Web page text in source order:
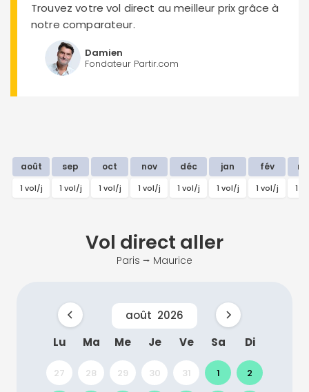
Trouvez votre vol direct au meilleur prix grâce à
notre comparateur.
Damien
Fondateur Partir.com
août sep oct nov déc jan fév
1 vol/j 1 vol/j 1 vol/j 1 vol/j 1 vol/j 1 vol/j 1 vol/j 1
Vol direct aller
Paris ⭢ Maurice
août 2026
Lu
Ma Me Je Ve Sa Di
27 28 29 30 31 1 2